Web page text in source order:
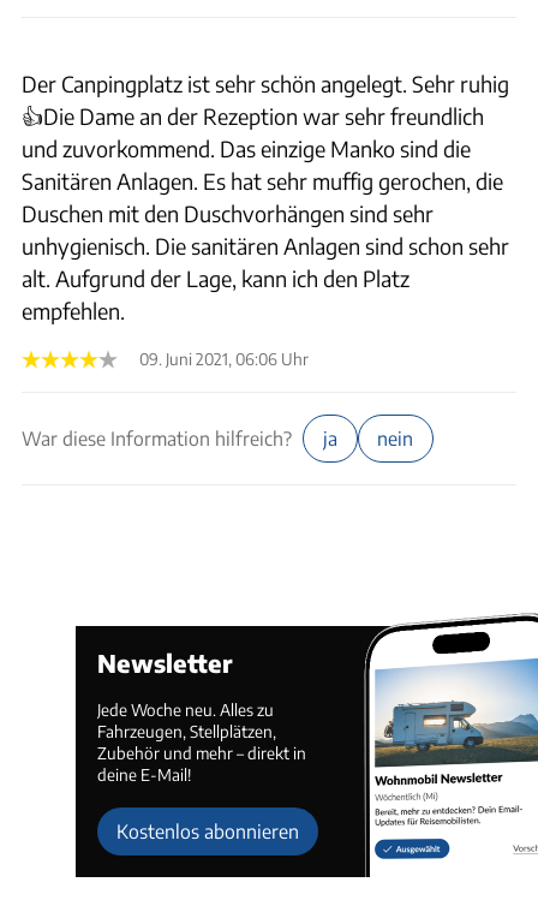
Der Canpingplatz ist sehr schön angelegt. Sehr ruhig
👍Die Dame an der Rezeption war sehr freundlich
und zuvorkommend. Das einzige Manko sind die
Sanitären Anlagen. Es hat sehr muffig gerochen, die
Duschen mit den Duschvorhängen sind sehr
unhygienisch. Die sanitären Anlagen sind schon sehr
alt. Aufgrund der Lage, kann ich den Platz
empfehlen.
09. Juni 2021, 06:06 Uhr
War diese Information hilfreich? ja nein
Newsletter
Jede Woche neu. Alles zu
Fahrzeugen, Stellplätzen,
Zubehör und mehr – direkt in
deine E-Mail!
Kostenlos abonnieren